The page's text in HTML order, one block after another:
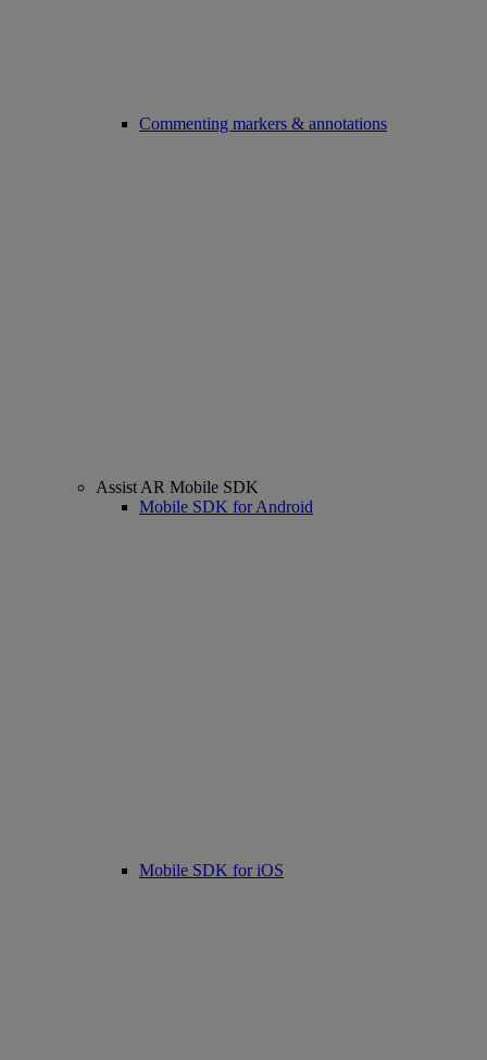
Commenting markers & annotations
Assist AR Mobile SDK
Mobile SDK for Android
Mobile SDK for iOS